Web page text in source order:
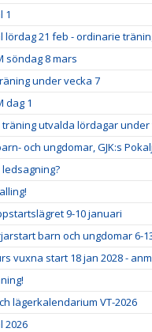
1
lördag 21 feb - ordinarie
söndag 8 mars
under vecka 7
dag 1
träning utvalda lördagar under
och ungdomar, GJK:s
9-10 januari
barn och ungdomar 6-
vuxna start 18 jan 2028 -
lägerkalendarium VT-2026
2026